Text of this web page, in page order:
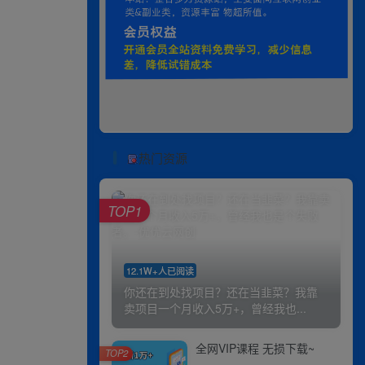
热门资源
12.1W+人已阅读
你还在到处找项目？还在当韭菜？我靠
卖项目一个月收入5万+，曾经我也...
TOP1
全网VIP课程 无损下载~
TOP2